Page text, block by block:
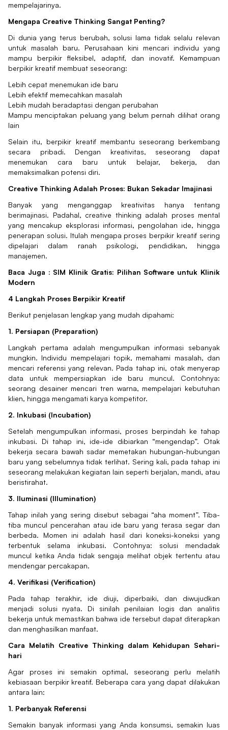
mempelajarinya.
Mengapa Creative Thinking Sangat Penting?
Di dunia yang terus berubah, solusi lama tidak selalu relevan
untuk masalah baru. Perusahaan kini mencari individu yang
mampu berpikir fleksibel, adaptif, dan inovatif. Kemampuan
berpikir kreatif membuat seseorang:
Lebih cepat menemukan ide baru
Lebih efektif memecahkan masalah
Lebih mudah beradaptasi dengan perubahan
Mampu menciptakan peluang yang belum pernah dilihat orang
lain
Selain itu, berpikir kreatif membantu seseorang berkembang
secara pribadi. Dengan kreativitas, seseorang dapat
menemukan cara baru untuk belajar, bekerja, dan
memaksimalkan potensi diri.
Creative Thinking Adalah Proses: Bukan Sekadar Imajinasi
Banyak yang menganggap kreativitas hanya tentang
berimajinasi. Padahal, creative thinking adalah proses mental
yang mencakup eksplorasi informasi, pengolahan ide, hingga
penerapan solusi. Itulah mengapa proses berpikir kreatif sering
dipelajari dalam ranah psikologi, pendidikan, hingga
manajemen.
Baca Juga : SIM Klinik Gratis: Pilihan Software untuk Klinik
Modern
4 Langkah Proses Berpikir Kreatif
Berikut penjelasan lengkap yang mudah dipahami:
1. Persiapan (Preparation)
Langkah pertama adalah mengumpulkan informasi sebanyak
mungkin. Individu mempelajari topik, memahami masalah, dan
mencari referensi yang relevan. Pada tahap ini, otak menyerap
data untuk mempersiapkan ide baru muncul. Contohnya:
seorang desainer mencari tren warna, mempelajari kebutuhan
klien, hingga mengamati karya kompetitor.
2. Inkubasi (Incubation)
Setelah mengumpulkan informasi, proses berpindah ke tahap
inkubasi. Di tahap ini, ide-ide dibiarkan “mengendap”. Otak
bekerja secara bawah sadar memetakan hubungan-hubungan
baru yang sebelumnya tidak terlihat. Sering kali, pada tahap ini
seseorang melakukan kegiatan lain seperti berjalan, mandi, atau
beristirahat.
3. Iluminasi (Illumination)
Tahap inilah yang sering disebut sebagai “aha moment”. Tiba-
tiba muncul pencerahan atau ide baru yang terasa segar dan
berbeda. Momen ini adalah hasil dari koneksi-koneksi yang
terbentuk selama inkubasi. Contohnya: solusi mendadak
muncul ketika Anda tidak sengaja melihat objek tertentu atau
mendengar percakapan.
4. Verifikasi (Verification)
Pada tahap terakhir, ide diuji, diperbaiki, dan diwujudkan
menjadi solusi nyata. Di sinilah penilaian logis dan analitis
bekerja untuk memastikan bahwa ide tersebut dapat diterapkan
dan menghasilkan manfaat.
Cara Melatih Creative Thinking dalam Kehidupan Sehari-
hari
Agar proses ini semakin optimal, seseorang perlu melatih
kebiasaan berpikir kreatif. Beberapa cara yang dapat dilakukan
antara lain:
1. Perbanyak Referensi
Semakin banyak informasi yang Anda konsumsi, semakin luas